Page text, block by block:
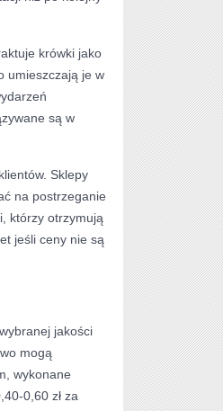
krówki jako
umieszczają je w
są w
Sklepy
na postrzeganie
którzy otrzymują
jeśli ceny nie są
jakości
mogą
wykonane
0,60 zł za